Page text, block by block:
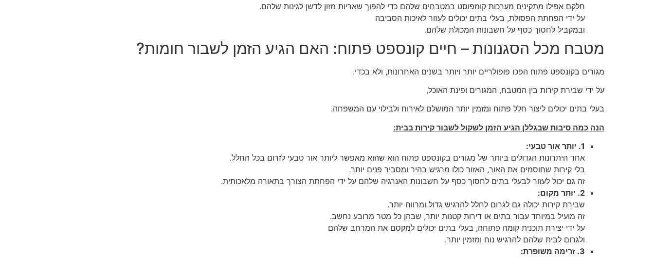
חלקם אפילו מתקינים מערכות קומפוסט במטבחים שלהם כדי להפוך שאריות מזון לדשן לגינות שלהם.
על ידי הפחתת הפסולת, בעלי בתים יכולים לעזור לאיכות הסביבה
ובמקביל לחסוך כסף על חשבונות המכולת שלהם.
מטבח מכל הסגנונות – חיים קונספט פתוח: האם הגיע הזמן לשבור חומות?
מגורים בקונספט פתוח הפכו פופולריים יותר ויותר בשנים האחרונות, ולא בכדי.
על ידי שבירת קירות בין המטבח, המגורים ופינת האוכל,
בעלי בתים יכולים ליצור חלל פתוח ומזמין יותר המושלם לאירוח ולבילוי עם המשפחה.
הנה כמה סיבות שבגללן הגיע הזמן לשקול לשבור קירות בבית:
1. יותר אור טבעי:
אחד היתרונות הגדולים ביותר של מגורים בקונספט פתוח הוא שהוא מאפשר ליותר אור טבעי לזרום בכל החלל.
בלי קירות שחוסמים את האור, האזור כולו מרגיש בהיר ומסביר פנים יותר.
זה גם יכול לעזור לבעלי בתים לחסוך כסף על חשבונות האנרגיה שלהם על ידי הפחתת הצורך בתאורה מלאכותית.
2. יותר מקום:
שבירת קירות יכולה גם לגרום לחלל להרגיש גדול ומרווח יותר.
זה מועיל במיוחד עבור בתים או דירות קטנות יותר, שבהן כל מטר מרובע נחשב.
על ידי יצירת תוכנית קומה פתוחה, בעלי בתים יכולים למקסם את המרחב שלהם
ולגרום לבית שלהם להרגיש נוח ומזמין יותר.
3. זרימה משופרת: